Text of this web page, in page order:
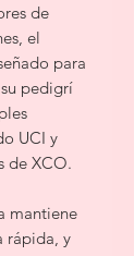
de
el
para
pedigrí
UCI y
de XCO.
mantiene
rápida, y